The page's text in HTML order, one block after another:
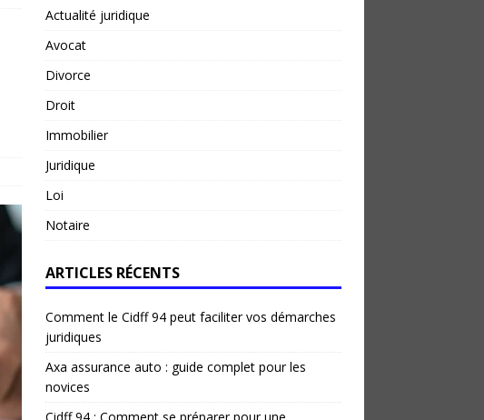
Actualité juridique
Avocat
Divorce
Droit
Immobilier
Juridique
Loi
Notaire
ARTICLES RÉCENTS
Comment le Cidff 94 peut faciliter vos démarches
juridiques
Axa assurance auto : guide complet pour les
novices